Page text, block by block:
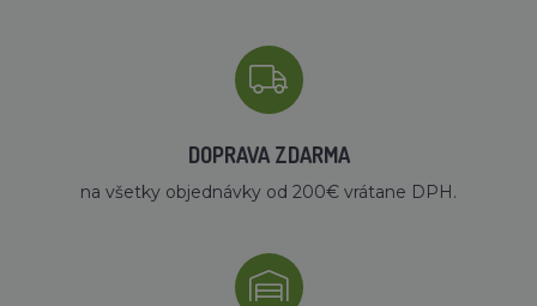
DOPRAVA ZDARMA
na všetky objednávky od 200€ vrátane DPH.